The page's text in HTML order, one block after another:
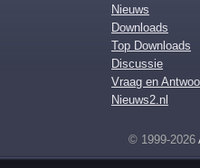
Nieuws
Downloads
Top Downloads
Discussie
Vraag en
Nieuws2.nl
© 1999-2026